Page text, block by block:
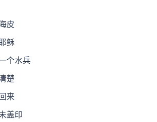
皮
稣
个水兵
楚
来
盖印